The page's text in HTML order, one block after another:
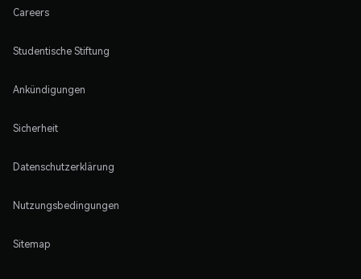
Careers
Studentische Stiftung
Ankündigungen
Sicherheit
Datenschutzerklärung
Nutzungsbedingungen
Sitemap